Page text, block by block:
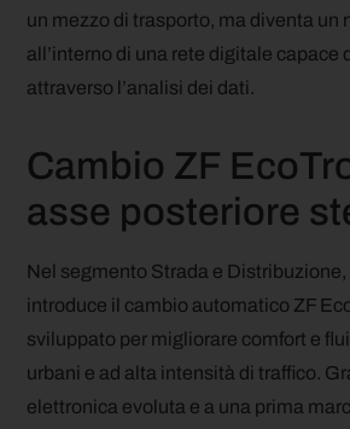
un mezzo di trasporto, ma diventa un
all’interno di una rete digitale capace
attraverso l’analisi dei dati.
Cambio ZF
asse posteriore
Nel segmento Strada e Distribuzione,
introduce il cambio automatico ZF
sviluppato per migliorare comfort e
urbani e ad alta intensità di traffico.
elettronica evoluta e a una prima